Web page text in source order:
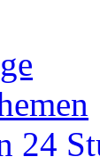
24